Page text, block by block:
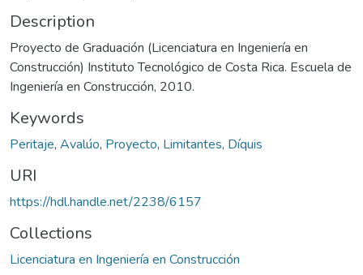
Description
Proyecto de Graduación (Licenciatura en Ingeniería en
Construcción) Instituto Tecnológico de Costa Rica. Escuela de
Ingeniería en Construcción, 2010.
Keywords
Peritaje, Avalúo, Proyecto, Limitantes, Díquis
URI
https://hdl.handle.net/2238/6157
Collections
Licenciatura en Ingeniería en Construcción